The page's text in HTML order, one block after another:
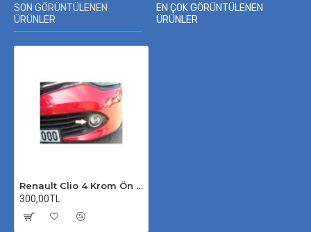
SON GÖRÜNTÜLENEN
ÜRÜNLER
EN ÇOK GÖRÜNTÜLENEN
ÜRÜNLER
Renault Clio 4 Krom Ön Sis Çerçevesi 2012-2019 Uyumlu
300,00TL